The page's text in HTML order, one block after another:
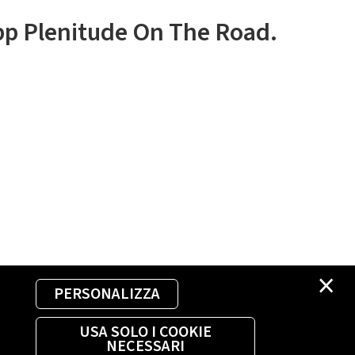
×
PERSONALIZZA
USA SOLO I COOKIE
NECESSARI
Plenitude On The Road.